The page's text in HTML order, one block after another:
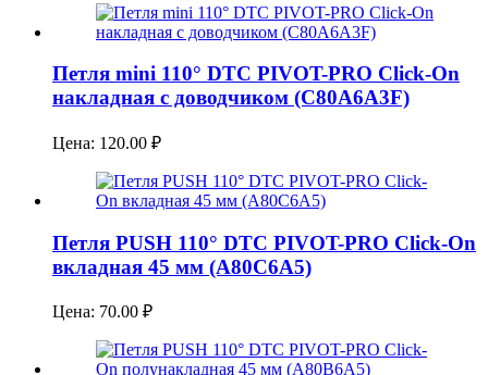
Петля mini 110° DTC PIVOT-PRO Click-On
накладная с доводчиком (C80A6A3F)
Цена: 120.00 ₽
Петля PUSH 110° DTC PIVOT-PRO Click-On
вкладная 45 мм (A80C6A5)
Цена: 70.00 ₽